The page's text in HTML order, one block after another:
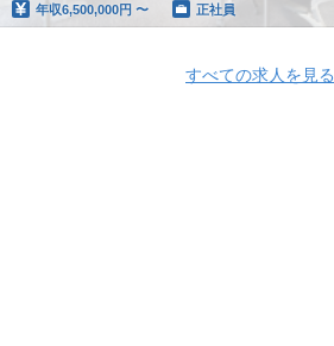
年収6,500,000円 〜 正社員
すべての求人を見る